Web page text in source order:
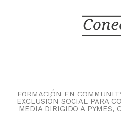
FORMACIÓN EN
EXCLUSIÓN SOCIAL PARA
MEDIA DIRIGIDO A PYMES,